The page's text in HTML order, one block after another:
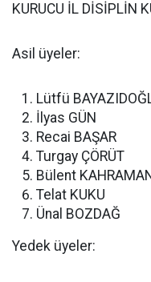
KURUCU İL DİSİPLİN
Asil üyeler:
Lütfü
İlyas GÜN
Recai BAŞAR
Turgay ÇÖRÜT
Bülent KAHRAMAN
Telat KUKU
Ünal BOZDAĞ
Yedek üyeler: